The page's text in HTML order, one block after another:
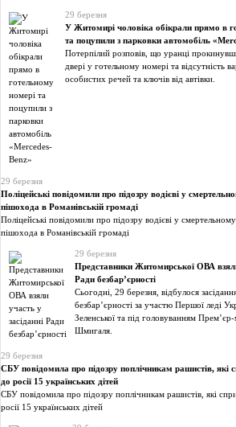
29 березня
У Житомирі чоловіка обікрали прямо в
та поцупили з парковки автомобіль
Потерпілий розповів, що уранці
двері у готельному номері та відсутність
особистих речей та ключів від автівки.
29 березня
Поліцейські повідомили про підозру водієві у
пішохода в Романівській громаді
Поліцейські повідомили про підозру водієві у
пішохода в Романівській громаді
29 березня
Представники Житомирської ОВА
Ради безбар’єрності
Сьогодні, 29 березня, відбулося
безбар’єрності за участю Першої леді
Зеленської та під головуванням
Шмигаля.
29 березня
СБУ повідомила про підозру поплічникам рашистів, які
до росії 15 українських дітей
СБУ повідомила про підозру поплічникам рашистів, які
росії 15 українських дітей